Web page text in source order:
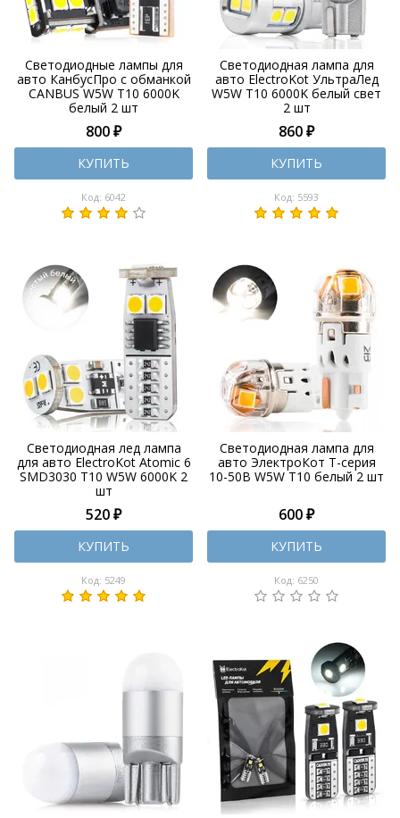
Светодиодные лампы для
авто КанбусПро с обманкой
CANBUS W5W T10 6000K
белый 2 шт
800 ₽
КУПИТЬ
Код: 6042
Светодиодная лампа для
авто ElectroKot УльтраЛед
W5W T10 6000K белый свет
2 шт
860 ₽
КУПИТЬ
Код: 5593
Светодиодная лед лампа
для авто ElectroKot Atomic 6
SMD3030 T10 W5W 6000K 2
шт
520 ₽
КУПИТЬ
Код: 5249
Светодиодная лампа для
авто ЭлектроКот Т-серия
10-50В W5W T10 белый 2 шт
600 ₽
КУПИТЬ
Код: 6250